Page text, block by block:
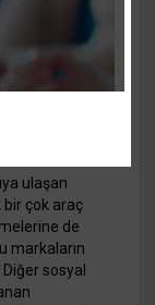
ulaşan
bir çok araç
de
markaların
sosyal